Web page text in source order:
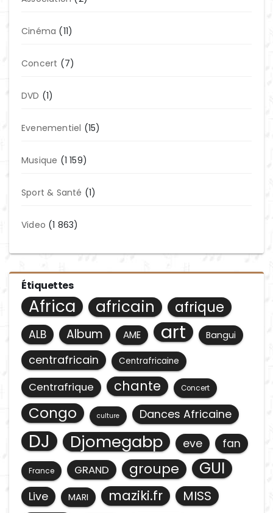
Cinéma (11)
Concert (7)
DVD (1)
Evenementiel (15)
Musique (1 159)
Sport & Santé (1)
Video (1 863)
Étiquettes
Africa africain afrique
ALB Album AME art Bangui
centrafricain Centrafricaine
Centrafrique chante Concert
Congo culture Dances Africaine
DJ Djomegabp eve fan
France GRAND groupe GUI
Live MARI maziki.fr
MISS